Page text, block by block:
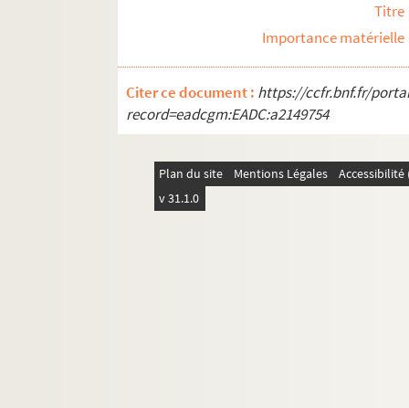
FSE-004359. Bertaz, Roger
FSE-000938. Bertin, Yvon
FSE-004360. Bertocco, Aldo
FSC-000404. Bertolini, Alessandro
Bertoni, Remo
FSE-004363. Berty, Charles
Titre
Importance matérielle
Citer ce document : https://ccfr.bnf.fr/
record=eadcgm:EADC:a2149754
Plan du site Mentions Légales
v 31.1.0